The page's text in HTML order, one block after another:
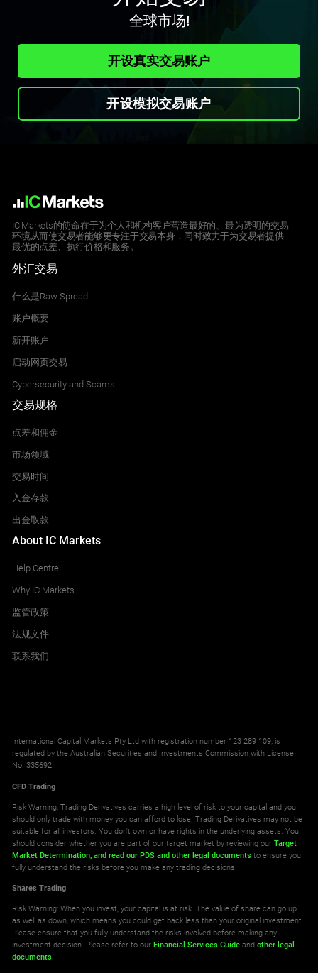
American Homes 4 Rent
AMR.NYSE
AMRC.NYSE
AMRX.NYSE
Amneal Pharmaceuticals
AMT.NYSE
American Tower Corporation (REIT) CFD
AMWL.NYSE
American Well Corp
AMX.NYSE
America Movil
ANET.NYSE
Arista Networks
ANF.NYSE
Abercrombie
ANTM.NYSE
Anthem Inc
AOD.NYSE
Akouos Inc
Akoya Biosciences, Inc.
ALDX.NAS
Aldeyra Therapeutics Inc
ALEC.NAS
Alector Inc
ALGN.NAS
Align Technology
ALGS.NAS
Aligos Therapeutics Inc CFD
ALNY.NAS
ALPN.NAS
ALRN.NAS
Aileron Therapeutics Inc
ALRS.NAS
Werner Enterprises Inc
ALT.NAS
Altimmune Inc
KCO.ETR
Krones
Leoni
Lufthansa
LIN.ETR
LXS.ETR
M5Z.ETR
Manz Automation
MOR.ETR
Morphosys
MTX.ETR
MUV2.ETR
Muench.Rueckvers.VNA
NDA.ETR
Aurubis
GSK.LSE
HAS.LSE
HL.LSE
Hargreaves Lansdown
HLMA.LSE
HMSO.LSE
HSBA.LSE
IAG.LSE
International Consolidated Airlines Group
Intermediate Cap
3i Group
IMI.LSE
IMI
INF.LSE
Informa
ITRK.LSE
Intertek Group
GLE.PAR
HO.PAR
ICAD.PAR
Icade
JCDX.PAR
JCDecaux
Kering
Legrand
MAU.PAR
LVMH Moet Hennessy Louis Vuitton SA (FR)
Michelin
MMB.PAR
OR.PAR
L'Oreal
Banco de Sabadell
SGRE.MAD
Siemens Gamesa Renewable Energy
TEF.MAD
Telefonica SA (ES)
TL5.MAD
Mediaset Espana Comunicacion SA
Tecnicas Reunida
VIS.MAD
REDE.MAD
全球市场!
开设真实交易账户
开设模拟交易账户
IC Markets的使命在于为个人和机构客户营造最好的、最为透明的交易
环境从而使交易者能够更专注于交易本身，同时致力于为交易者提供
最优的点差、执行价格和服务。
外汇交易
什么是Raw Spread
账户概要
新开账户
启动网页交易
Cybersecurity and Scams
交易规格
点差和佣金
市场领域
交易时间
入金存款
出金取款
About IC Markets
Help Centre
Why IC Markets
监管政策
法规文件
联系我们
International Capital Markets Pty Ltd with registration number 123 289 109, is
regulated by the Australian Securities and Investments Commission with License
No. 335692.
CFD Trading
Risk Warning: Trading Derivatives carries a high level of risk to your capital and you
should only trade with money you can afford to lose. Trading Derivatives may not be
suitable for all investors. You don't own or have rights in the underlying assets. You
should consider whether you are part of our target market by reviewing ourTarget
Market Determination, and read our PDS and other legal documents to ensure you
fully understand the risks before you make any trading decisions.
Shares Trading
Risk Warning: When you invest, your capital is at risk. The value of share can go up
as well as down, which means you could get back less than your original investment.
Please ensure that you fully understand the risks involved before making any
investment decision. Please refer to ourFinancial Services Guide andother legal
documents.